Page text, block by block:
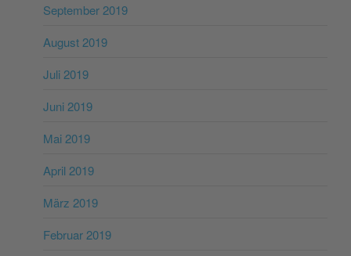
September 2019
August 2019
Juli 2019
Juni 2019
Mai 2019
April 2019
März 2019
Februar 2019